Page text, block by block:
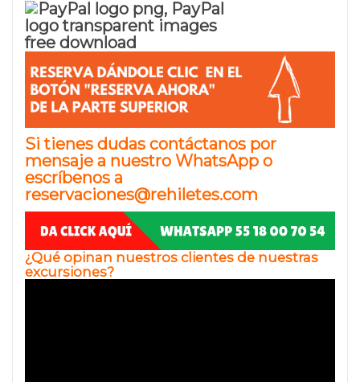
Si tienes dudas contáctanos por
mensaje a nuestro WhatsApp o
escríbenos a
reservaciones@rehiletes.com
¿Qué opinan nuestros clientes de nuestras
excursiones?